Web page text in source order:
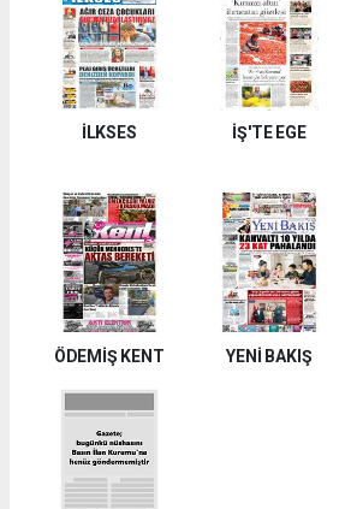
İLKSES İŞ'TE EGE
ÖDEMİŞ KENT YENİ BAKIŞ